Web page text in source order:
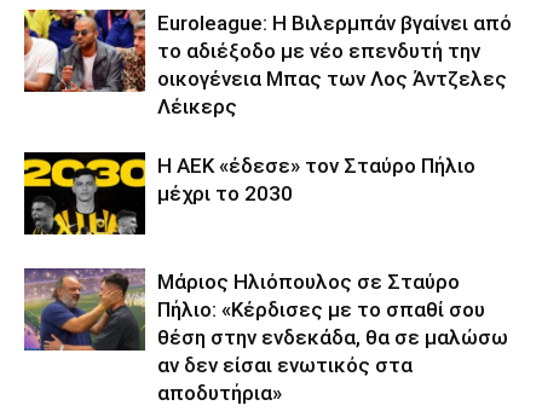
Euroleague: Η Βιλερμπάν βγαίνει από
το αδιέξοδο με νέο επενδυτή την
οικογένεια Μπας των Λος Άντζελες
Λέικερς
Η ΑΕΚ «έδεσε» τον Σταύρο Πήλιο
μέχρι το 2030
Μάριος Ηλιόπουλος σε Σταύρο
Πήλιο: «Κέρδισες με το σπαθί σου
θέση στην ενδεκάδα, θα σε μαλώσω
αν δεν είσαι ενωτικός στα
αποδυτήρια»